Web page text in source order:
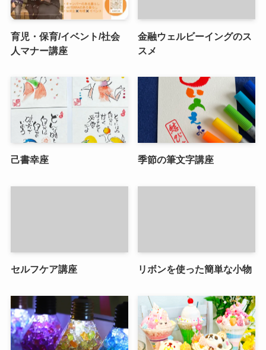
育児・保育/イベント/社会
人マナー講座
金融ウェルビーイングのス
スメ
己書幸座 季節の筆文字講座
セルフケア講座 リボンを使った簡単な小物